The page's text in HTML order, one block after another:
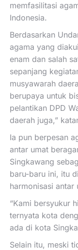
memfasilitasi
Indonesia.
Berdasarkan
agama yang
enam dan salah
sepanjang
musyawarah
berupaya untuk
pelantikan DPD
daerah juga,”
Ia pun berpesan
antar umat
Singkawang
baru-baru ini, itu
harmonisasi
“Kami bersyukur
ternyata kota
ada di kota
Selain itu, meski